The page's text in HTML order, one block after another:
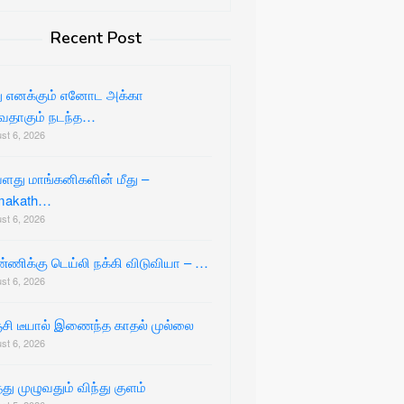
Recent Post
எனக்கும் எனோட அக்கா
நடந்த…
6, 2026
மாங்கனிகளின் மீது –
6, 2026
டெய்லி நக்கி விடுவியா – …
6, 2026
டீயால் இணைந்த காதல் முல்லை
6, 2026
முழுவதும் விந்து குளம்